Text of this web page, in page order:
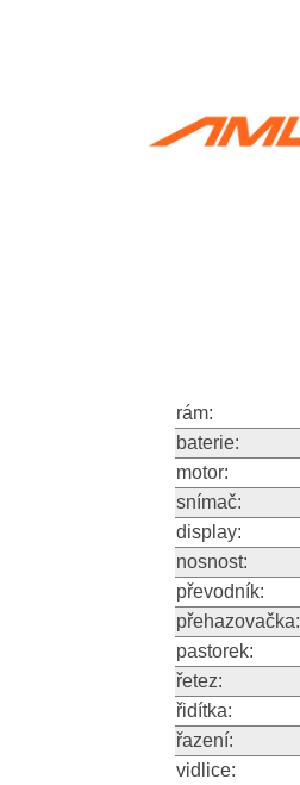
rám:
baterie:
motor:
snímač:
display:
nosnost:
převodník:
přehazovačka:
pastorek:
řetez:
řidítka:
řazení:
vidlice: